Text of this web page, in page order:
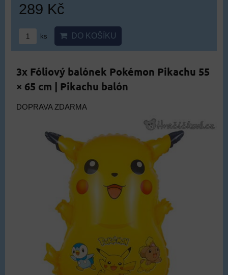
289 Kč
ks DO KOŠÍKU
3x Fóliový balónek Pokémon Pikachu 55
× 65 cm | Pikachu balón
DOPRAVA ZDARMA